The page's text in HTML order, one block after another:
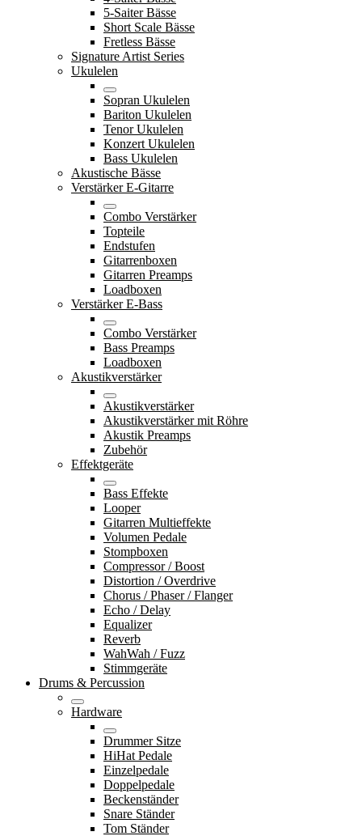
5-Saiter Bässe
Short Scale Bässe
Fretless Bässe
Signature Artist Series
Ukulelen
Sopran Ukulelen
Bariton Ukulelen
Tenor Ukulelen
Konzert Ukulelen
Bass Ukulelen
Akustische Bässe
Verstärker E-Gitarre
Combo Verstärker
Topteile
Endstufen
Gitarrenboxen
Gitarren Preamps
Loadboxen
Verstärker E-Bass
Combo Verstärker
Bass Preamps
Loadboxen
Akustikverstärker
Akustikverstärker
Akustikverstärker mit Röhre
Akustik Preamps
Zubehör
Effektgeräte
Bass Effekte
Looper
Gitarren Multieffekte
Volumen Pedale
Stompboxen
Compressor / Boost
Distortion / Overdrive
Chorus / Phaser / Flanger
Echo / Delay
Equalizer
Reverb
WahWah / Fuzz
Stimmgeräte
Drums & Percussion
Hardware
Drummer Sitze
HiHat Pedale
Einzelpedale
Doppelpedale
Beckenständer
Snare Ständer
Tom Ständer